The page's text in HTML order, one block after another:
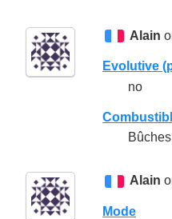
Alain
Evolutive
no
Alain
Mode